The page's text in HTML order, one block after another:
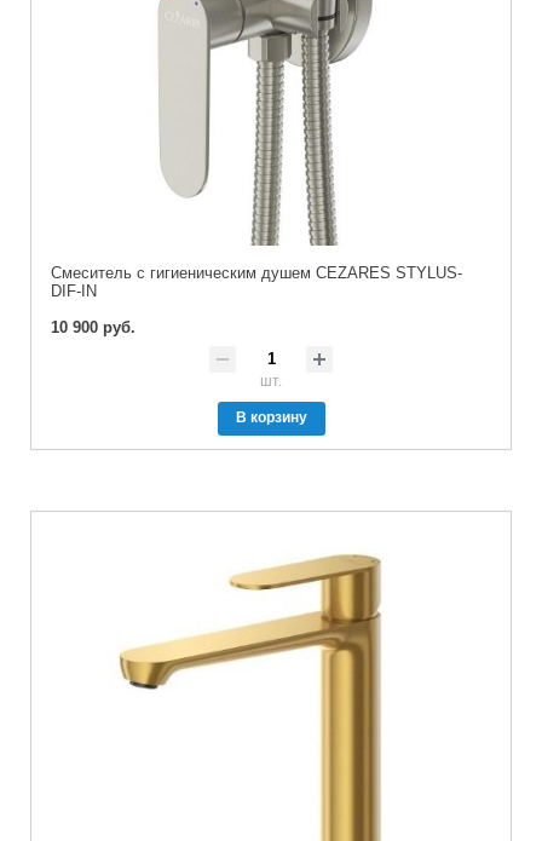
Смеситель с гигиеническим душем CEZARES STYLUS-
DIF-IN
10 900 руб.
шт.
В корзину